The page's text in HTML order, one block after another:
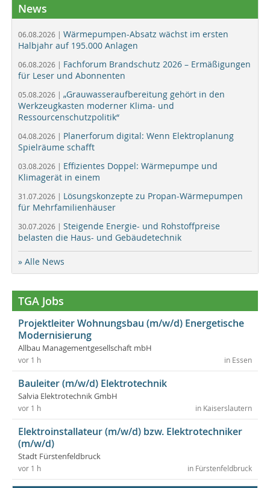
News
06.08.2026 | Wärmepumpen-Absatz wächst im ersten
Halbjahr auf 195.000 Anlagen
06.08.2026 | Fachforum Brandschutz 2026 – Ermäßigungen
für Leser und Abonnenten
05.08.2026 | „Grauwasseraufbereitung gehört in den
Werkzeugkasten moderner Klima- und
Ressourcenschutzpolitik“
04.08.2026 | Planerforum digital: Wenn Elektroplanung
Spielräume schafft
03.08.2026 | Effizientes Doppel: Wärmepumpe und
Klimagerät in einem
31.07.2026 | Lösungskonzepte zu Propan-Wärmepumpen
für Mehrfamilienhäuser
30.07.2026 | Steigende Energie- und Rohstoffpreise
belasten die Haus- und Gebäudetechnik
» Alle News
TGA Jobs
Projektleiter Wohnungsbau (m/w/d) Energetische
Modernisierung
Allbau Managementgesellschaft mbH
in Essen
vor 1 h
Bauleiter (m/w/d) Elektrotechnik
Salvia Elektrotechnik GmbH
in Kaiserslautern
vor 1 h
Elektroinstallateur (m/w/d) bzw. Elektrotechniker
(m/w/d)
Stadt Fürstenfeldbruck
in Fürstenfeldbruck
vor 1 h